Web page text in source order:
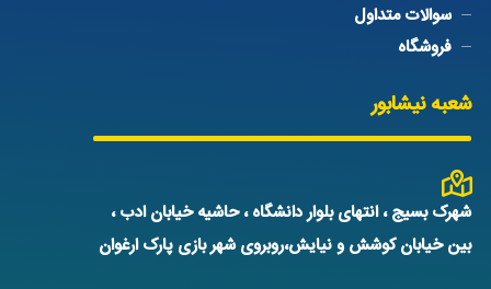
سوالات متداول
فروشگاه
شعبه نیشابور
شهرک بسیج ، انتهای بلوار دانشگاه ، حاشیه خیابان ادب ،
بین خیابان کوشش و نیایش،روبروی شهر بازی پارک ارغوان